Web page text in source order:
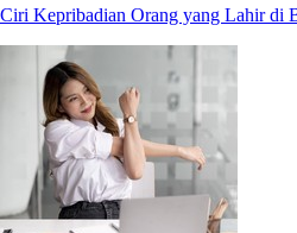
Ciri Kepribadian Orang yang Lahir di